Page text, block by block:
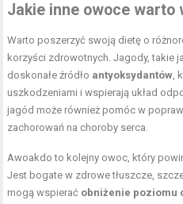
Jakie inne owoce warto
Warto poszerzyć swoją dietę o
korzyści zdrowotnych. Jagody, takie
doskonałe źródło antyoksydantów,
uszkodzeniami i wspierają układ
jagód może również pomóc w
zachorowań na choroby serca.
Awoakdo to kolejny owoc, który
Jest bogate w zdrowe tłuszcze,
mogą wspierać obniżenie poziomu